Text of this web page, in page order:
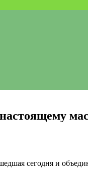
сегодня и